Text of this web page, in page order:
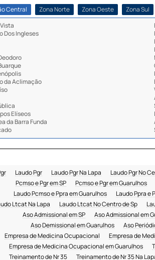
Central Zona Norte Zona Oeste Zona Sul
Dos Ingleses
da Aclimação
Elíseos
da Barra Funda
Laudo Pgr Laudo Pgr Na Lapa Laudo Pgr No
Pcmso e Pgr em SP
Pcmso e Pgr em Guarulhos
Laudo Pcmso e Ppra em Guarulhos
Laudo Ppra e
Ltcat Na Lapa
Laudo Ltcat No Centro de Sp
Aso Admissional em SP
Aso Admissional em
Aso Demissional em Guarulhos
Aso
Empresa de Medicina Ocupacional
Empresa de
Empresa de Medicina Ocupacional em Guarulhos
Treinamento de Nr 35
Treinamento de Nr 35 Na